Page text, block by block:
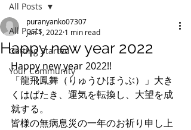
All Posts
Getting Started
Your Community
All Posts
Happy new year 2022
puranyanko07307
Jan 1, 2022 1 min read
Happy new year 2022!!
「龍飛鳳舞（りゅうひほうぶ）」大き
くはばたき、運気を転換し、大望を成
就する。
皆様の無病息災の一年のお祈り申し上